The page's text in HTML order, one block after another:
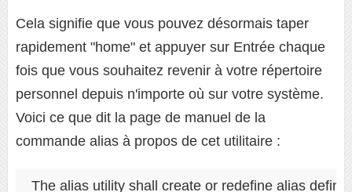
Cela signifie que vous pouvez désormais taper
rapidement "home" et appuyer sur Entrée chaque
fois que vous souhaitez revenir à votre répertoire
personnel depuis n'importe où sur votre système.
Voici ce que dit la page de manuel de la
commande alias à propos de cet utilitaire :
The alias utility shall create or redefine alias